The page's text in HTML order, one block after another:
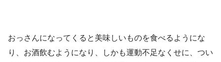
おっさんになってくると美味しいものを食べるようにな
り、お酒飲むようになり、しかも運動不足なくせに、つい